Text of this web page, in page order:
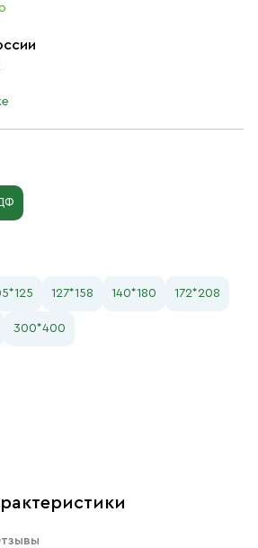
127*158 140*180 172*208
300*400